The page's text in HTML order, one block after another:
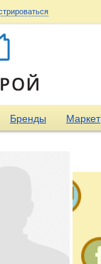
Бренды Маркет